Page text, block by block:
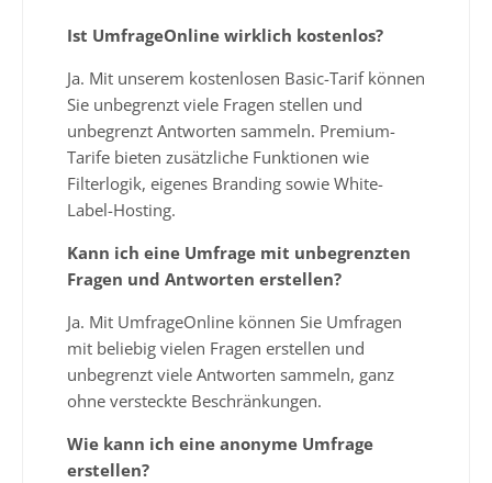
Ist UmfrageOnline wirklich kostenlos?
Ja. Mit unserem kostenlosen Basic-Tarif können
Sie unbegrenzt viele Fragen stellen und
unbegrenzt Antworten sammeln. Premium-
Tarife bieten zusätzliche Funktionen wie
Filterlogik, eigenes Branding sowie White-
Label-Hosting.
Kann ich eine Umfrage mit unbegrenzten
Fragen und Antworten erstellen?
Ja. Mit UmfrageOnline können Sie Umfragen
mit beliebig vielen Fragen erstellen und
unbegrenzt viele Antworten sammeln, ganz
ohne versteckte Beschränkungen.
Wie kann ich eine anonyme Umfrage
erstellen?